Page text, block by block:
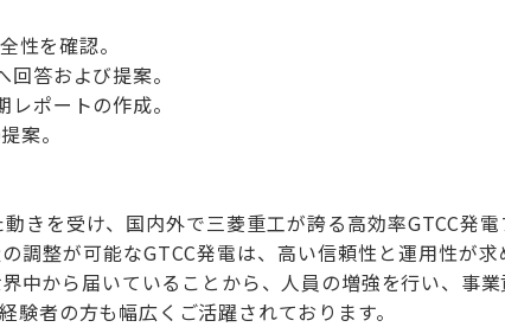
性を確認。
答および提案。
ポートの作成。
案。
きを受け、国内外で三菱重工が誇る高効率GTCC発
調整が可能なGTCC発電は、高い信頼性と運用性が
中から届いていることから、人員の増強を行い、事
者の方も幅広くご活躍されております。